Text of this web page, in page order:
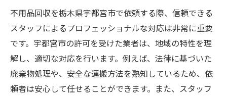
不用品回収を栃木県宇都宮市で依頼する際、信頼できる
スタッフによるプロフェッショナルな対応は非常に重要
です。宇都宮市の許可を受けた業者は、地域の特性を理
解し、適切な対応を行います。例えば、法律に基づいた
廃棄物処理や、安全な運搬方法を熟知しているため、依
頼者は安心して任せることができます。また、スタッフ